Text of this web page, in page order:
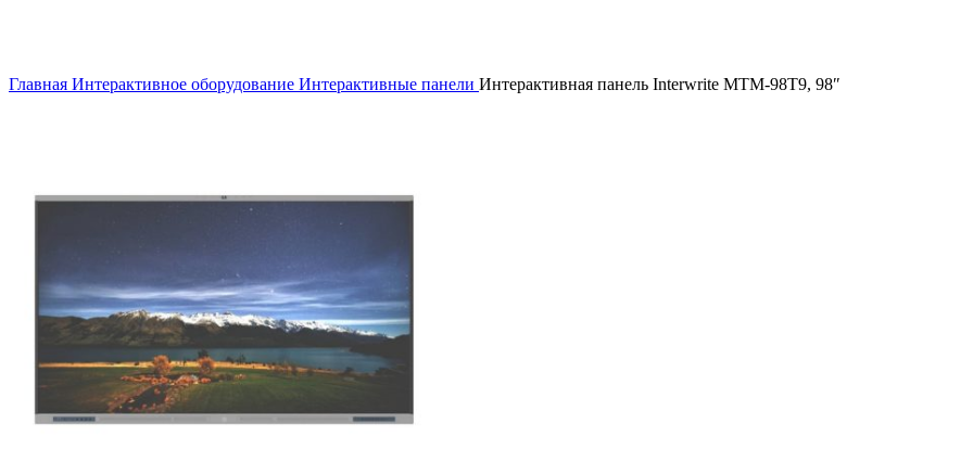
Главная Интерактивное оборудование Интерактивные панели Интерактивная панель Interwrite MTM-98T9, 98″